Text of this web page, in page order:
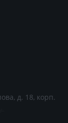
д. 18, корп.